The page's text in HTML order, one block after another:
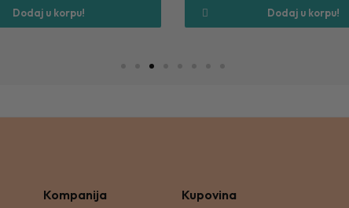
Dodaj u korpu! Dodaj u korpu!
Kompanija
Kupovina